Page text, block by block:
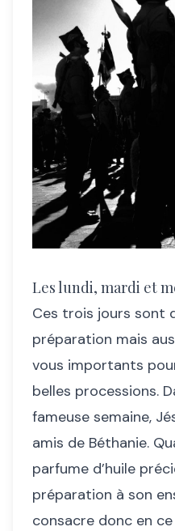
Les lundi, mardi et
Ces trois jours sont
préparation mais
vous importants
belles processions.
fameuse semaine,
amis de Béthanie.
parfume d’huile
préparation à son
consacre donc en